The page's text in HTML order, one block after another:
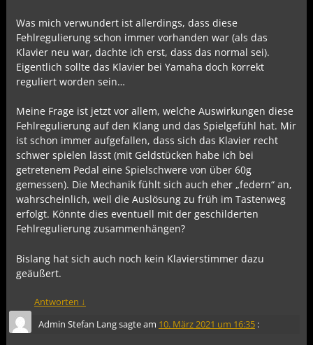
Was mich verwundert ist allerdings, dass diese
Fehlregulierung schon immer vorhanden war (als das
Klavier neu war, dachte ich erst, dass das normal sei).
Eigentlich sollte das Klavier bei Yamaha doch korrekt
reguliert worden sein…
Meine Frage ist jetzt vor allem, welche Auswirkungen diese
Fehlregulierung auf den Klang und das Spielgefühl hat. Mir
ist schon immer aufgefallen, dass sich das Klavier recht
schwer spielen lässt (mit Geldstücken habe ich bei
getretenem Pedal eine Spielschwere von über 60g
gemessen). Die Mechanik fühlt sich auch eher „federn“ an,
wahrscheinlich, weil die Auslösung zu früh im Tastenweg
erfolgt. Könnte dies eventuell mit der geschilderten
Fehlregulierung zusammenhängen?
Bislang hat sich auch noch kein Klavierstimmer dazu
geäußert.
Antworten ↓
Admin Stefan Langsagte am 10. März 2021 um 16:35 :